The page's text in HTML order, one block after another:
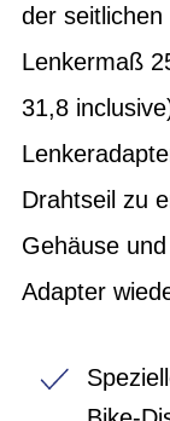
der
Lenkermaß
31,8
Drahtseil zu
Gehäuse
Adapter